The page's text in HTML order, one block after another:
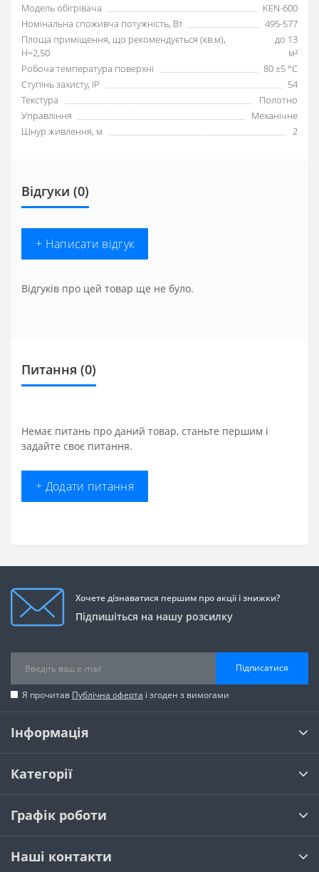
Модель обігрівача
KEN-600
Номінальна споживча потужність, Вт
495-577
Площа приміщення, що рекомендується (кв.м),
H=2,50
до 13
м²
Робоча температура поверхні
80 ±5 °С
Ступінь захисту, IP
54
Текстура
Полотно
Управління
Механічне
Шнур живлення, м
2
Відгуки (0)
+ Написати відгук
Відгуків про цей товар ще не було.
Питання (0)
Немає питань про даний товар, станьте першим і
задайте своє питання.
+ Додати питання
Хочете дізнаватися першим про акції і знижки?
Підпишіться на нашу розсилку
Підписатися
Я прочитав Публічна оферта і згоден з вимогами
Інформація
Категорії
Графік роботи
Наші контакти